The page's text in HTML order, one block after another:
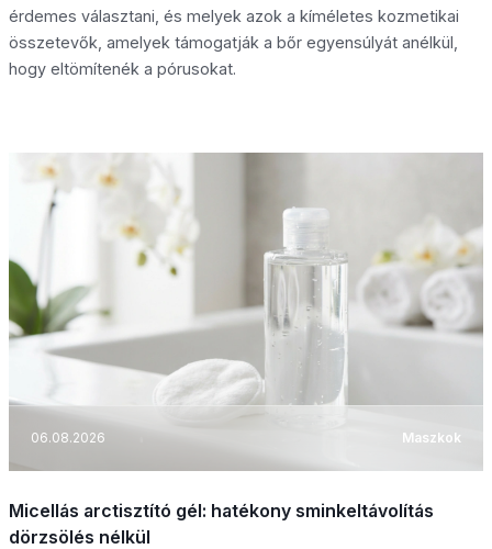
érdemes választani, és melyek azok a kíméletes kozmetikai
összetevők, amelyek támogatják a bőr egyensúlyát anélkül,
hogy eltömítenék a pórusokat.
06.08.2026 Maszkok
Micellás arctisztító gél: hatékony sminkeltávolítás
dörzsölés nélkül